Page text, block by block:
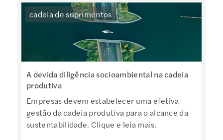
cadeia de suprimentos
A devida diligência socioambiental na cadeia
produtiva
Empresas devem estabelecer uma efetiva
gestão da cadeia produtiva para o alcance da
sustentabilidade. Clique e leia mais.